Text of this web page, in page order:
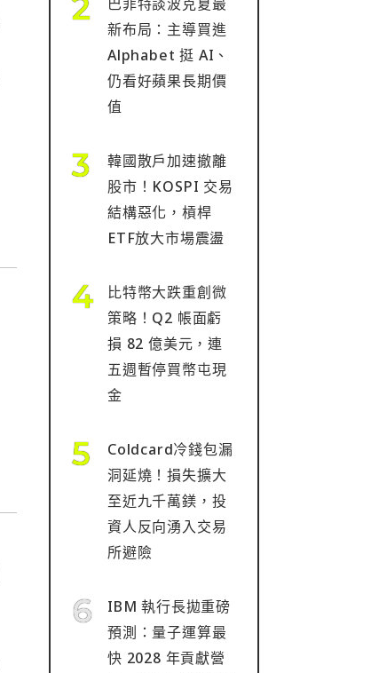
新布局：主導買進
Alphabet 挺 AI、
仍看好蘋果長期價
值
韓國散戶加速撤離
股市！KOSPI 交易
結構惡化，槓桿
ETF放大市場震盪
比特幣大跌重創微
策略！Q2 帳面虧
損 82 億美元，連
五週暫停買幣屯現
金
Coldcard冷錢包漏
洞延燒！損失擴大
至近九千萬鎂，投
資人反向湧入交易
所避險
IBM 執行長拋重磅
預測：量子運算最
快 2028 年貢獻營